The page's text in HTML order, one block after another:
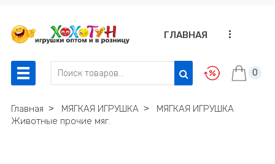
ГЛАВНАЯ ...
0
Главная ˃ МЯГКАЯ ИГРУШКА ˃
МЯГКАЯ ИГРУШКА
Животные прочие мяг.